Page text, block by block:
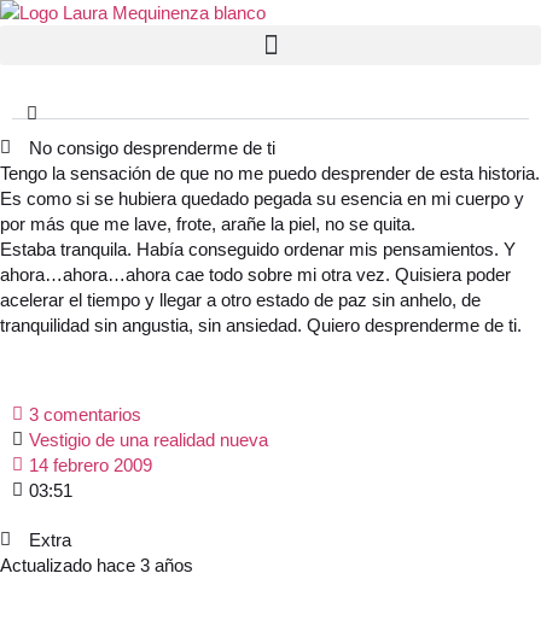
No consigo desprenderme de ti
Tengo la sensación de que no me puedo desprender de esta historia.
Es como si se hubiera quedado pegada su esencia en mi cuerpo y
por más que me lave, frote, arañe la piel, no se quita.
Estaba tranquila. Había conseguido ordenar mis pensamientos. Y
ahora…ahora…ahora cae todo sobre mi otra vez. Quisiera poder
acelerar el tiempo y llegar a otro estado de paz sin anhelo, de
tranquilidad sin angustia, sin ansiedad. Quiero desprenderme de ti.
3 comentarios
Vestigio de una realidad nueva
14 febrero 2009
03:51
Extra
Actualizado hace 3 años